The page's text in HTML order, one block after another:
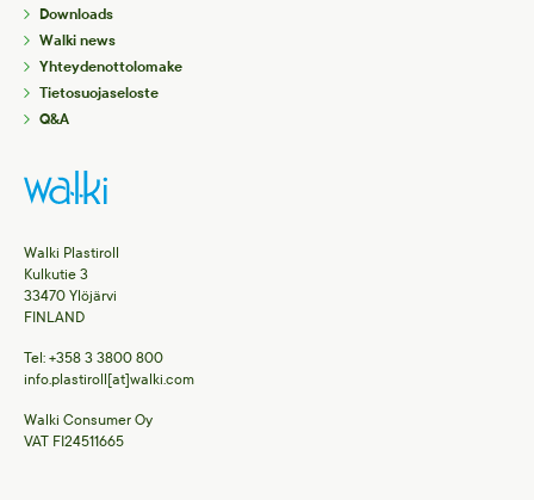
Downloads
Walki news
Yhteydenottolomake
Tietosuojaseloste
Q&A
Walki Plastiroll
Kulkutie 3
33470 Ylöjärvi
FINLAND
Tel: +358 3 3800 800
info.plastiroll[at]walki.com
Walki Consumer Oy
VAT FI24511665